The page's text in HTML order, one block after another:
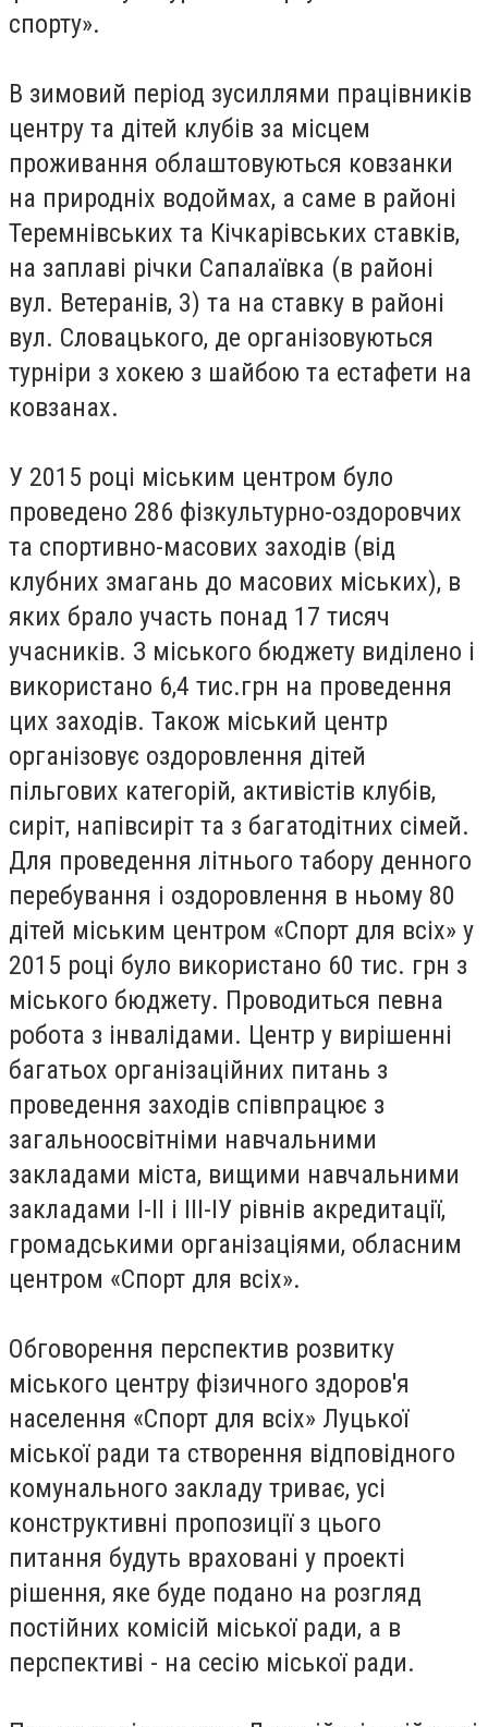
спорту».
В зимовий період зусиллями працівників
центру та дітей клубів за місцем
проживання облаштовуються ковзанки
на природніх водоймах, а саме в районі
Теремнівських та Кічкарівських ставків,
на заплаві річки Сапалаївка (в районі
вул. Ветеранів, 3) та на ставку в районі
вул. Словацького, де організовуються
турніри з хокею з шайбою та естафети на
ковзанах.
У 2015 році міським центром було
проведено 286 фізкультурно-оздоровчих
та спортивно-масових заходів (від
клубних змагань до масових міських), в
яких брало участь понад 17 тисяч
учасників. З міського бюджету виділено і
використано 6,4 тис.грн на проведення
цих заходів. Також міський центр
організовує оздоровлення дітей
пільгових категорій, активістів клубів,
сиріт, напівсиріт та з багатодітних сімей.
Для проведення літнього табору денного
перебування і оздоровлення в ньому 80
дітей міським центром «Спорт для всіх» у
2015 році було використано 60 тис. грн з
міського бюджету. Проводиться певна
робота з інвалідами. Центр у вирішенні
багатьох організаційних питань з
проведення заходів співпрацює з
загальноосвітніми навчальними
закладами міста, вищими навчальними
закладами І-ІІ і ІІІ-ІУ рівнів акредитації,
громадськими організаціями, обласним
центром «Спорт для всіх».
Обговорення перспектив розвитку
міського центру фізичного здоров'я
населення «Спорт для всіх» Луцької
міської ради та створення відповідного
комунального закладу триває, усі
конструктивні пропозиції з цього
питання будуть враховані у проекті
рішення, яке буде подано на розгляд
постійних комісій міської ради, а в
перспективі - на сесію міської ради.